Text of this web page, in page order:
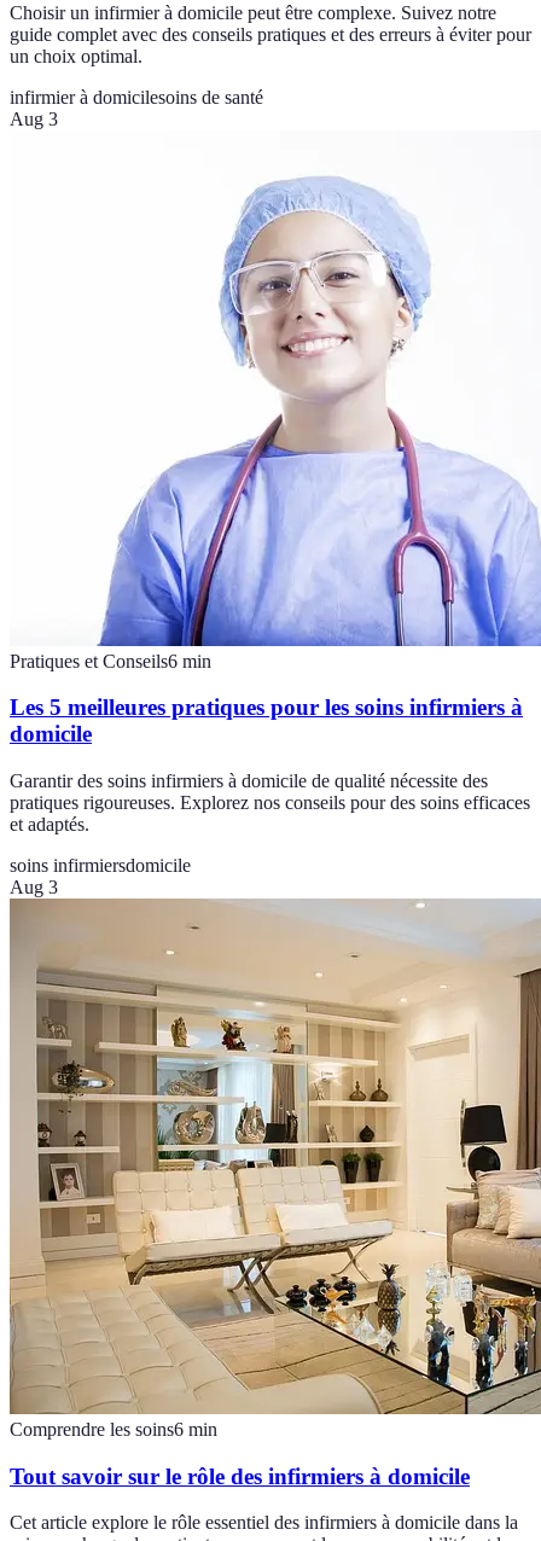
Choisir un infirmier à domicile peut être complexe. Suivez notre
guide complet avec des conseils pratiques et des erreurs à éviter pour
un choix optimal.
infirmier à domicilesoins de santé
Aug 3
Pratiques et Conseils6 min
Les 5 meilleures pratiques pour les soins infirmiers à
domicile
Garantir des soins infirmiers à domicile de qualité nécessite des
pratiques rigoureuses. Explorez nos conseils pour des soins efficaces
et adaptés.
soins infirmiersdomicile
Aug 3
Comprendre les soins6 min
Tout savoir sur le rôle des infirmiers à domicile
Cet article explore le rôle essentiel des infirmiers à domicile dans la